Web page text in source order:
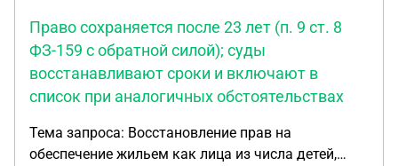
Право сохраняется после 23 лет (п. 9 ст. 8
ФЗ-159 с обратной силой); суды
восстанавливают сроки и включают в
список при аналогичных обстоятельствах
Тема запроса: Восстановление прав на
обеспечение жильем как лица из числа детей,